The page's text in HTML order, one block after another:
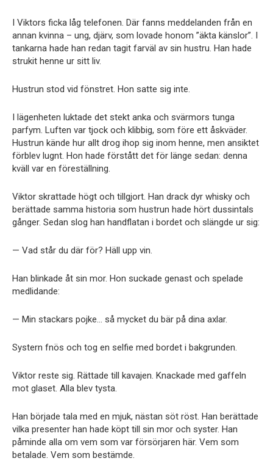
I Viktors ficka låg telefonen. Där fanns meddelanden från en
annan kvinna – ung, djärv, som lovade honom ”äkta känslor”. I
tankarna hade han redan tagit farväl av sin hustru. Han hade
strukit henne ur sitt liv.
Hustrun stod vid fönstret. Hon satte sig inte.
I lägenheten luktade det stekt anka och svärmors tunga
parfym. Luften var tjock och klibbig, som före ett åskväder.
Hustrun kände hur allt drog ihop sig inom henne, men ansiktet
förblev lugnt. Hon hade förstått det för länge sedan: denna
kväll var en föreställning.
Viktor skrattade högt och tillgjort. Han drack dyr whisky och
berättade samma historia som hustrun hade hört dussintals
gånger. Sedan slog han handflatan i bordet och slängde ur sig:
— Vad står du där för? Häll upp vin.
Han blinkade åt sin mor. Hon suckade genast och spelade
medlidande:
— Min stackars pojke… så mycket du bär på dina axlar.
Systern fnös och tog en selfie med bordet i bakgrunden.
Viktor reste sig. Rättade till kavajen. Knackade med gaffeln
mot glaset. Alla blev tysta.
Han började tala med en mjuk, nästan söt röst. Han berättade
vilka presenter han hade köpt till sin mor och syster. Han
påminde alla om vem som var försörjaren här. Vem som
betalade. Vem som bestämde.